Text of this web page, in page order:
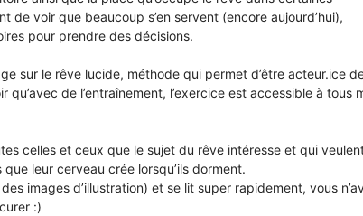
de voir que beaucoup s’en servent (encore aujourd’hui),
pour prendre des décisions.
sur le rêve lucide, méthode qui permet d’être acteur.ice
de l’entraînement, l’exercice est accessible à tous
celles et ceux que le sujet du rêve intéresse et qui
leur cerveau crée lorsqu’ils dorment.
images d’illustration) et se lit super rapidement, vous
:)